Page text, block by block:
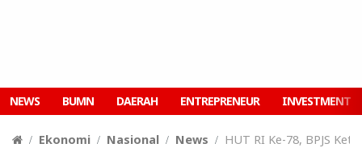
NEWS BUMN DAERAH ENTREPRENEUR INVESTMENT
Ekonomi Nasional News HUT RI Ke-78, BPJS